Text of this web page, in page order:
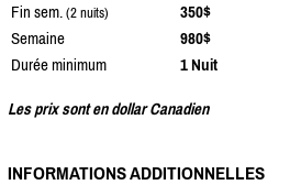
Fin sem. (2 nuits)
350$
Semaine
980$
Durée minimum
1 Nuit
Les prix sont en dollar Canadien
INFORMATIONS ADDITIONNELLES